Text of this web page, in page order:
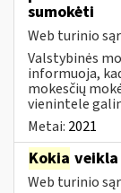
sumokėti
Web turinio
Valstybinės
informuoja,
mokesčių
vienintele
Metai: 2021
Kokia
Web turinio